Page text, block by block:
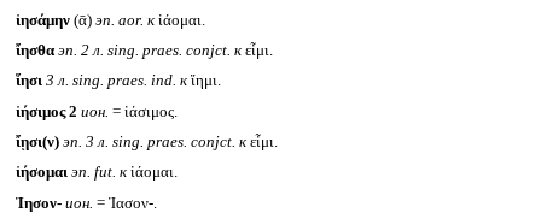
ἰησάμην(ᾱ) эп. aor. кἰάομαι.
ἴησθα эп. 2 л. sing. praes. conjct. кεἶμι.
ἵησι 3 л. sing. praes. ind. кἵημι.
ἰήσιμος 2 ион. = ἰάσιμος.
ἴῃσι(ν) эп. 3 л. sing. praes. conjct. кεἶμι.
ἰήσομαι эп. fut. кἰάομαι.
Ἰησον- ион. = Ἰασον-.